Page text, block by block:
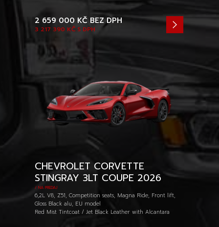
3 217 390 KČ S DPH
2 659 000 KČ BEZ DPH
CHEVROLET CORVETTE
STINGRAY 3LT COUPE 2026
/ NA PREDAJ
6,2L V8, Z51, Competition seats, Magna Ride, Front lift,
Gloss Black alu, EU model
Red Mist Tintcoat / Jet Black Leather with Alcantara